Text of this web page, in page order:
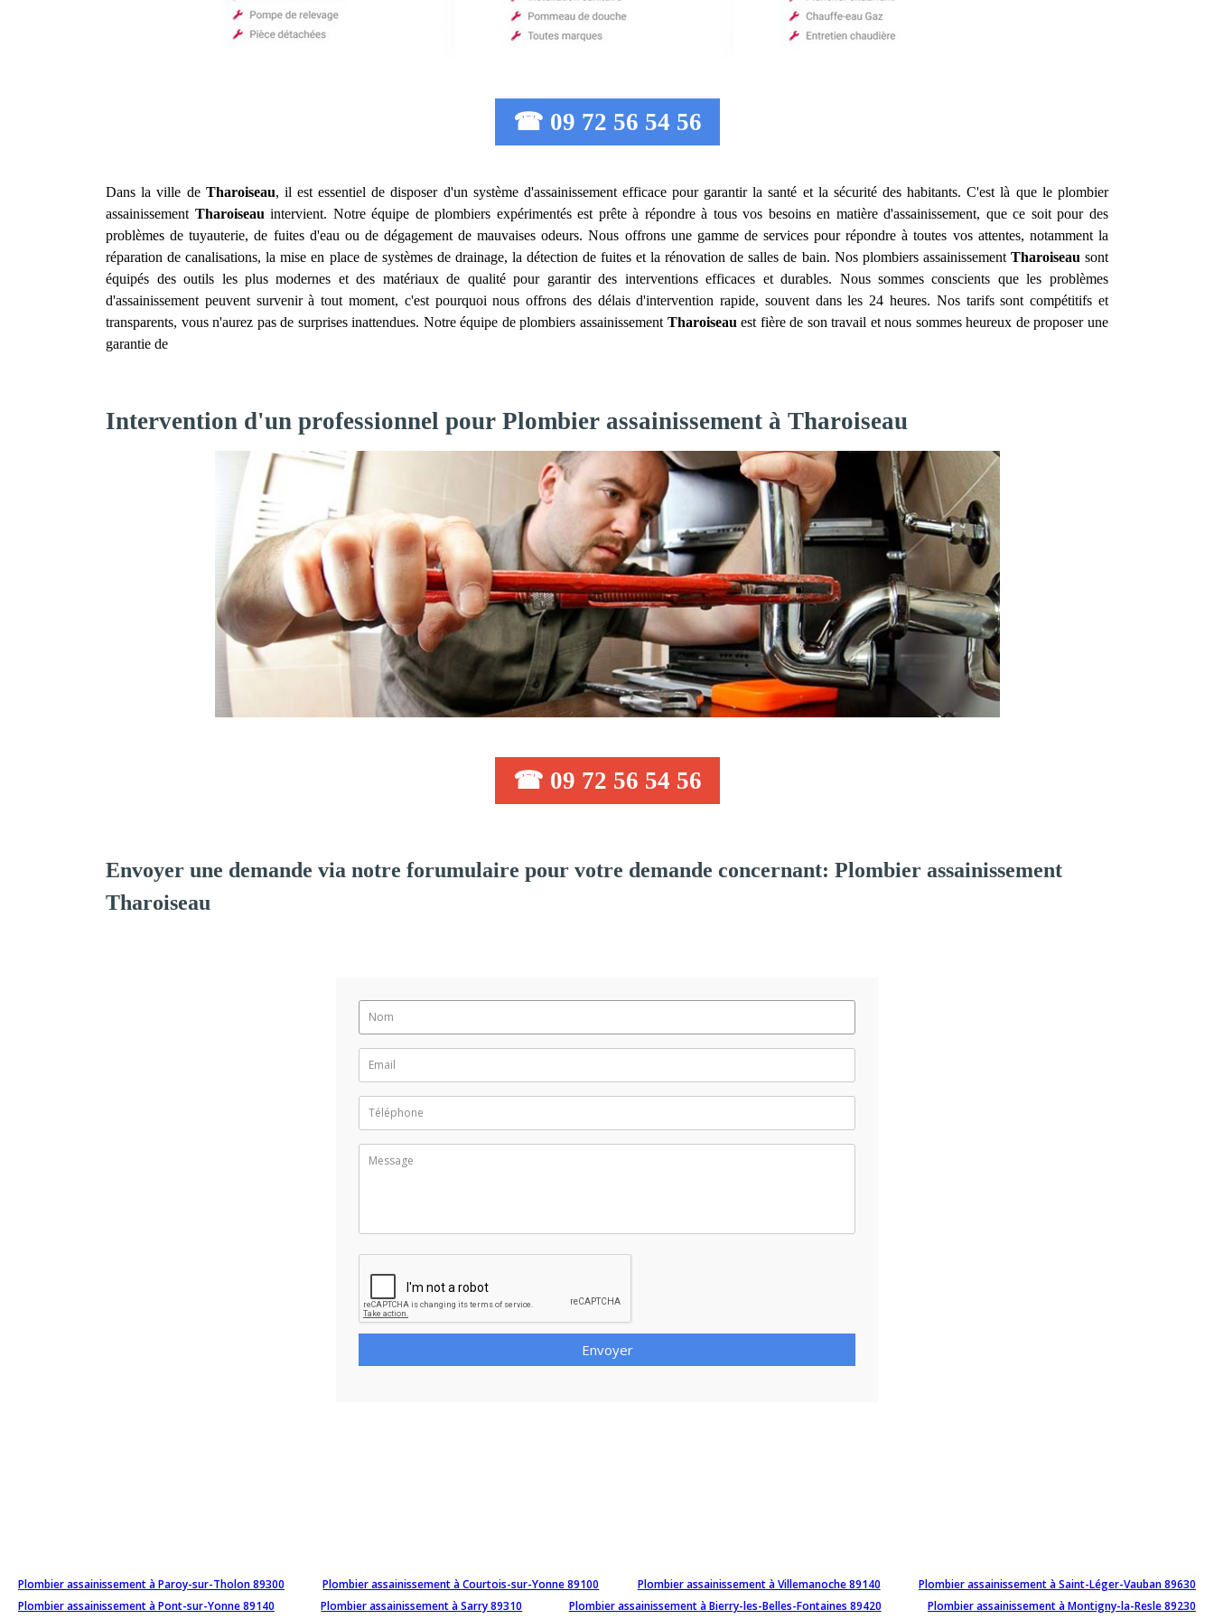
☎ 09 72 56 54 56
Dans la ville de Tharoiseau, il est essentiel de disposer d'un système d'assainissement efficace pour garantir la santé et la sécurité des habitants. C'est là que le plombier
assainissement Tharoiseau intervient. Notre équipe de plombiers expérimentés est prête à répondre à tous vos besoins en matière d'assainissement, que ce soit pour des
problèmes de tuyauterie, de fuites d'eau ou de dégagement de mauvaises odeurs. Nous offrons une gamme de services pour répondre à toutes vos attentes, notamment la
réparation de canalisations, la mise en place de systèmes de drainage, la détection de fuites et la rénovation de salles de bain. Nos plombiers assainissement Tharoiseau sont
équipés des outils les plus modernes et des matériaux de qualité pour garantir des interventions efficaces et durables. Nous sommes conscients que les problèmes
d'assainissement peuvent survenir à tout moment, c'est pourquoi nous offrons des délais d'intervention rapide, souvent dans les 24 heures. Nos tarifs sont compétitifs et
transparents, vous n'aurez pas de surprises inattendues. Notre équipe de plombiers assainissement Tharoiseau est fière de son travail et nous sommes heureux de proposer une
garantie de
Intervention d'un professionnel pour Plombier assainissement à Tharoiseau
☎ 09 72 56 54 56
Envoyer une demande via notre forumulaire pour votre demande concernant: Plombier assainissement
Tharoiseau
Envoyer
Plombier assainissement à Paroy-sur-Tholon 89300 Plombier assainissement à Courtois-sur-Yonne 89100 Plombier assainissement à Villemanoche 89140
Plombier assainissement à Saint-Léger-Vauban 89630
Plombier assainissement à Pont-sur-Yonne 89140
Plombier assainissement à Sarry 89310 Plombier assainissement à Bierry-les-Belles-Fontaines 89420 Plombier assainissement à Montigny-la-Resle 89230